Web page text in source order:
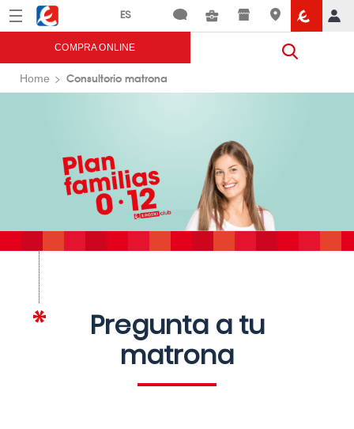
Menú Eroski
COMPRA ONLINE
Home Consultorio matrona
Pregunta a tu
matrona